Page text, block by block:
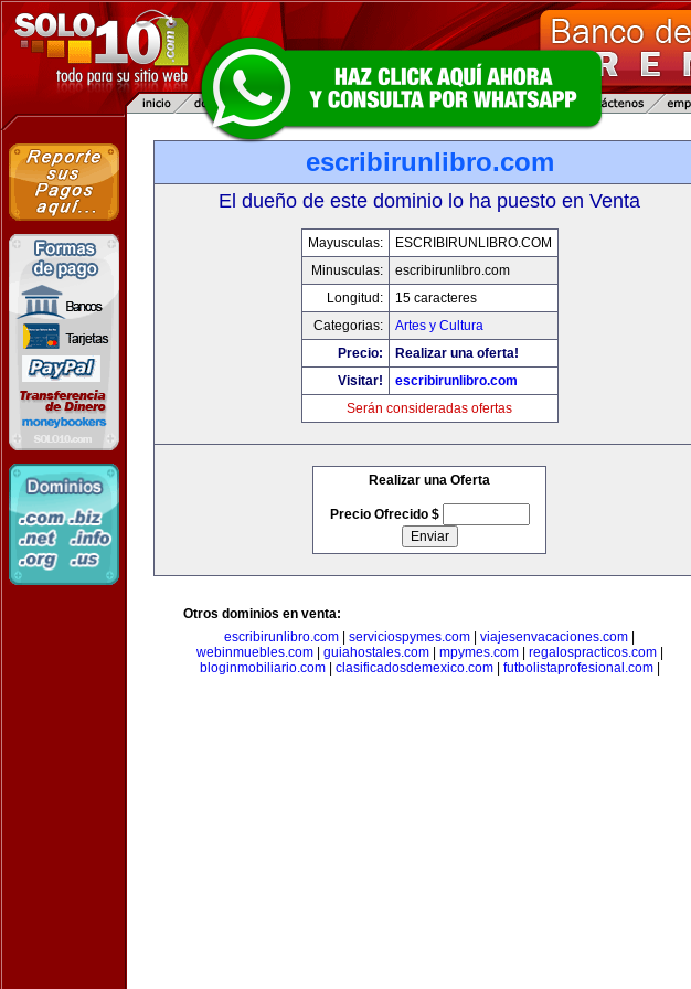
escribirunlibro.com
El dueño de este dominio lo ha puesto en Venta
Mayusculas:
ESCRIBIRUNLIBRO.COM
Minusculas:
escribirunlibro.com
Longitud:
15 caracteres
Categorias:
Artes y Cultura
Precio:
Realizar una oferta!
Visitar!
escribirunlibro.com
Serán consideradas ofertas
Realizar una Oferta
Precio Ofrecido $
Otros dominios en venta:
escribirunlibro.com
serviciospymes.com viajesenvacaciones.com
webinmuebles.com| guiahostales.com| mpymes.com| regalospracticos.com|
bloginmobiliario.com| clasificadosdemexico.com| futbolistaprofesional.com|